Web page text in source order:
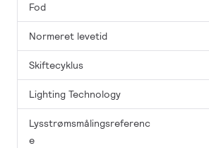
Fod
Normeret levetid
Skiftecyklus
Lighting Technology
Lysstrømsmålingsreferenc
e